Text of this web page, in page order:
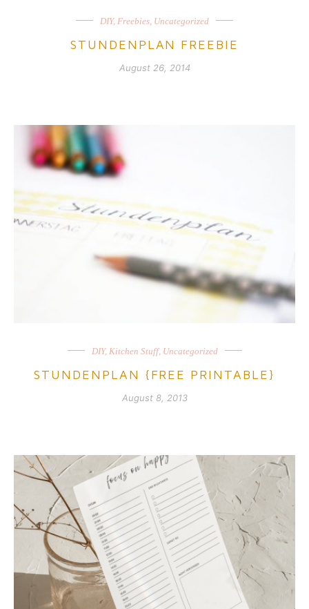
DIY, Freebies, Uncategorized
STUNDENPLAN FREEBIE
August 26, 2014
DIY, Kitchen Stuff, Uncategorized
STUNDENPLAN {FREE PRINTABLE}
August 8, 2013